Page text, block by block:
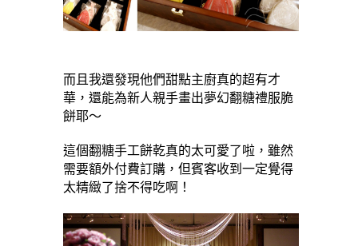
而且我還發現他們甜點主廚真的超有才
華，還能為新人親手畫出夢幻翻糖禮服脆
餅耶～
這個翻糖手工餅乾真的太可愛了啦，雖然
需要額外付費訂購，但賓客收到一定覺得
太精緻了捨不得吃啊！